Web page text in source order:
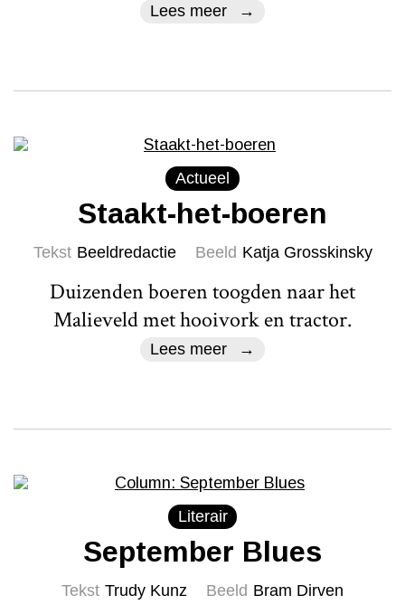
Lees meer
Actueel
Staakt-het-boeren
Tekst Beeldredactie Beeld Katja Grosskinsky
Duizenden boeren toogden naar het
Malieveld met hooivork en tractor.
Lees meer
Literair
September Blues
Tekst Trudy Kunz Beeld Bram Dirven